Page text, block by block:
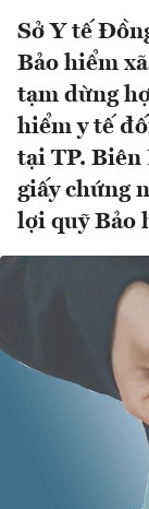
Sở Y tế
Bảo hiểm
tạm dừng
hiểm y tế
tại TP. Biên
giấy chứng
lợi quỹ Bảo